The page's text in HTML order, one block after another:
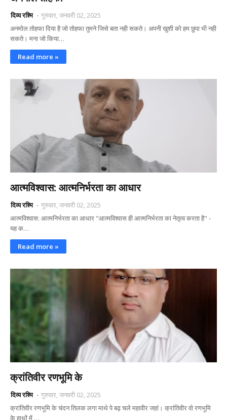
दिव्य रश्मि
गुरुवार, जनवरी 02, 2025
अनमोल तोहफा दिया है जो तोहफा तुमने जिसे बता नही सकते। अपनी खुशी को हम छुपा भी नही
सकते। मना जो किया…
Read more »
आत्मविश्वास: आत्मनिर्भरता का आधार
दिव्य रश्मि
गुरुवार, जनवरी 02, 2025
आत्मविश्वास: आत्मनिर्भरता का आधार "आत्मविश्वास ही आत्मनिर्भरता का नेतृत्व करता है" -
यह क…
Read more »
क्रांतिवीर रणभूमि के
दिव्य रश्मि
गुरुवार, जनवरी 02, 2025
क्रांतिवीर रणभूमि के चंदन तिलक लगा माथे पे बढ़ चले महावीर जहां‌। क्रांतिवीर वो रणभूमि
के हाथों में …